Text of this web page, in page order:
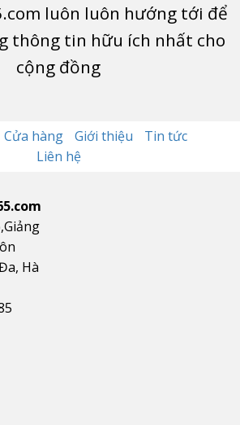
luôn luôn hướng tới để
thông tin hữu ích nhất cho
cộng đồng
Cửa hàng Giới thiệu
Tin tức
Liên hệ
Hà